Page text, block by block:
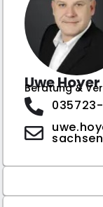
Uwe Hoyer
Beratung &